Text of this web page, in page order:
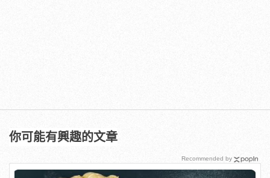
你可能有興趣的文章
Recommended by